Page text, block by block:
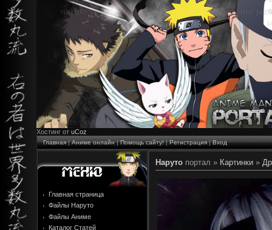
Хостинг от uCoz
Главная|Аниме онлайн|Помощь сайту!|Регистрация|Вход
Главная страница
Файлы Наруто
Файлы Аниме
Каталог Статей
Наруто портал » Картинки »